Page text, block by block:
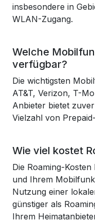
insbesondere in
WLAN-Zugang.
Welche
verfügbar?
Die wichtigsten
AT&T, Verizon, T-
Anbieter bietet
Vielzahl von
Wie viel kostet
Die Roaming-
und Ihrem
Nutzung einer
günstiger als
Ihrem